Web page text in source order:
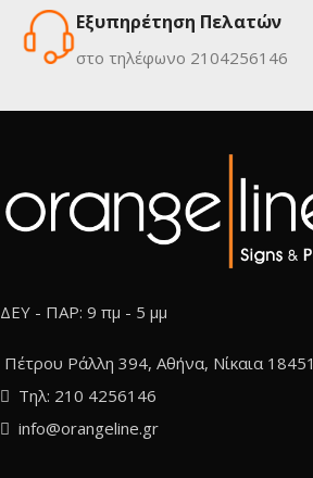
Εξυπηρέτηση Πελατών
στο τηλέφωνο 2104256146
ΔΕΥ - ΠΑΡ: 9 πμ - 5 μμ
Πέτρου Ράλλη 394, Αθήνα, Νίκαια 18451
Τηλ: 210 4256146
info@orangeline.gr